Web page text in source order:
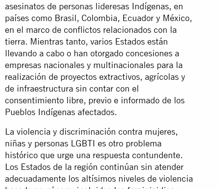
asesinatos de personas lideresas Indígenas, en
países como Brasil, Colombia, Ecuador y México,
en el marco de conflictos relacionados con la
tierra. Mientras tanto, varios Estados están
llevando a cabo o han otorgado concesiones a
empresas nacionales y multinacionales para la
realización de proyectos extractivos, agrícolas y
de infraestructura sin contar con el
consentimiento libre, previo e informado de los
Pueblos Indígenas afectados.
La violencia y discriminación contra mujeres,
niñas y personas LGBTI es otro problema
histórico que urge una respuesta contundente.
Los Estados de la región continúan sin atender
adecuadamente los altísimos niveles de violencia